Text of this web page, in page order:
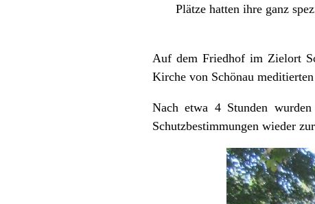
Plätze hatten ihre ganz
Auf dem Friedhof im Zielort
Kirche von Schönau
Nach etwa 4 Stunden
Schutzbestimmungen wieder